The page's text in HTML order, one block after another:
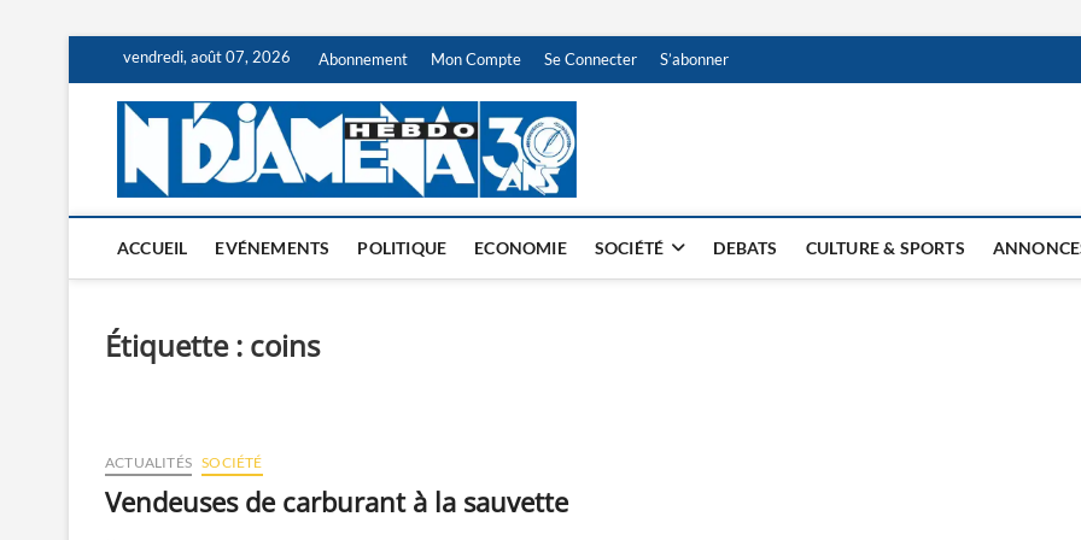
content
vendredi, août 07, 2026 Abonnement Mon Compte Se Connecter S’abonner
NDJAMENA HEBDO
ACCUEIL EVÉNEMENTS POLITIQUE ECONOMIE SOCIÉTÉ DEBATS CULTURE & SPORTS
Étiquette : coins
ACTUALITÉS SOCIÉTÉ
Vendeuses de carburant à la sauvette